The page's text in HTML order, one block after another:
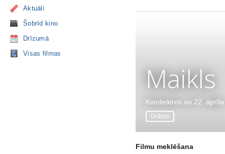
Aktuāli
Šobrīd kino
Drīzumā
Visas filmas
Maikls
Kinoteātros no 22. aprīļa
Drāma
Filmu meklēšana